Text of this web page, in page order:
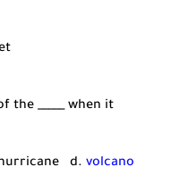
_____ when it
d. volcano